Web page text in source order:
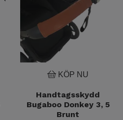
KÖP NU
Handtagsskydd
Bugaboo Donkey 3, 5
Brunt